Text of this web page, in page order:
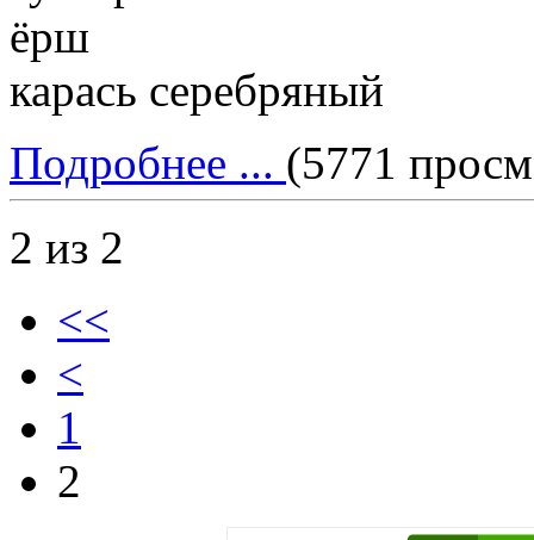
ёрш
карась серебряный
Подробнее ... (5771
2 из 2
<<
<
1
2